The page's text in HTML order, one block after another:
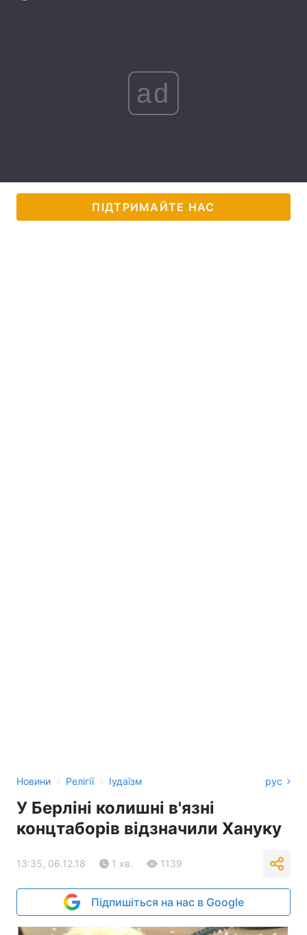
Статті
Думки
ad
ПІДТРИМАЙТЕ НАС
Новини › Релігії › Іудаїзм рус
У Берліні колишні в'язні
концтаборів відзначили Хануку
13:35, 06.12.18 1 хв. 1139
Підпишіться на нас в Google